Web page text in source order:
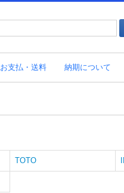
お支払・送料 納期について
TOTO